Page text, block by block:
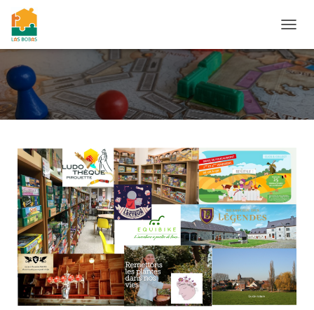
U
V
R
I
/
R
M
R
L
A
N
A
V
I
G